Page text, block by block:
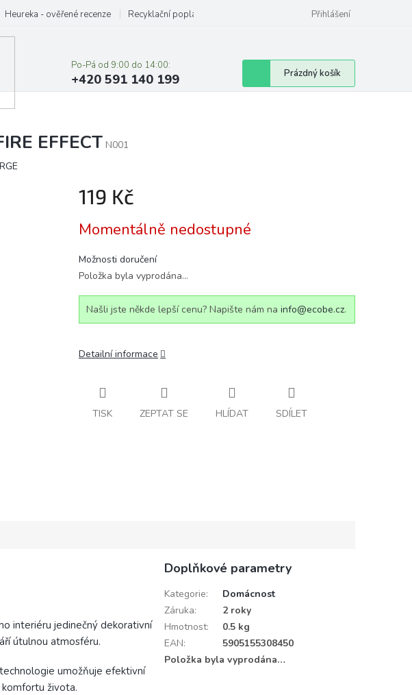
Heureka - ověřené recenze Recyklační poplatky Přihlášení
Po-Pá od 9:00 do 14:00:
+420 591 140 199
Nákupní
košík
Prázdný košík
EFFECT N001
119 Kč
cena:
Momentálně nedostupné
Možnosti doručení
Položka byla vyprodána…
Našli jste někde lepší cenu? Napište nám na info@ecobe.cz.
Detailní informace
TISK ZEPTAT SE HLÍDAT SDÍLET
interiéru jedinečný dekorativní
útulnou atmosféru.
umožňuje efektivní
života.
Doplňkové parametry
Kategorie:
Domácnost
Záruka:
2 roky
Hmotnost:
0.5 kg
EAN:
5905155308450
Položka byla vyprodána…